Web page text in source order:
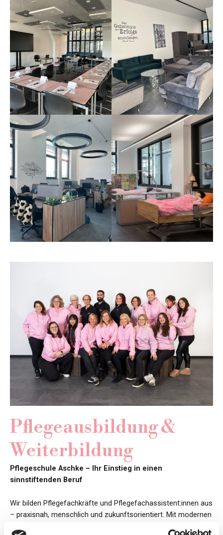
Pflegeausbildung &
Weiterbildung
Pflegeschule Aschke – Ihr Einstieg in einen
sinnstiftenden Beruf
Wir bilden Pflegefachkräfte und Pflegefachassistent:innen aus
– praxisnah, menschlich und zukunftsorientiert. Mit modernen